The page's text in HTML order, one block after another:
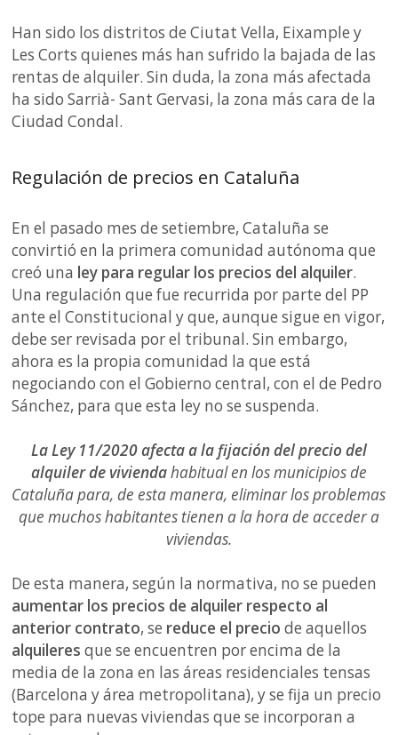
Han sido los distritos de Ciutat Vella, Eixample y
Les Corts quienes más han sufrido la bajada de las
rentas de alquiler. Sin duda, la zona más afectada
ha sido Sarrià- Sant Gervasi, la zona más cara de la
Ciudad Condal.
Regulación de precios en Cataluña
En el pasado mes de setiembre, Cataluña se
convirtió en la primera comunidad autónoma que
creó una ley para regular los precios del alquiler.
Una regulación que fue recurrida por parte del PP
ante el Constitucional y que, aunque sigue en vigor,
debe ser revisada por el tribunal. Sin embargo,
ahora es la propia comunidad la que está
negociando con el Gobierno central, con el de Pedro
Sánchez, para que esta ley no se suspenda.
La Ley 11/2020 afecta a la fijación del precio del
alquiler de viviendahabitual en los municipios de
Cataluña para, de esta manera, eliminar los problemas
que muchos habitantes tienen a la hora de acceder a
viviendas.
De esta manera, según la normativa, no se pueden
aumentar los precios de alquiler respecto al
anterior contrato, se reduce el precio de aquellos
alquileres que se encuentren por encima de la
media de la zona en las áreas residenciales tensas
(Barcelona y área metropolitana), y se fija un precio
tope para nuevas viviendas que se incorporan a